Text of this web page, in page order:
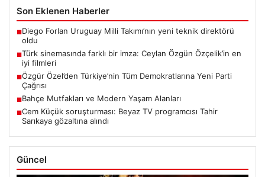
Son Eklenen Haberler
■Diego Forlan Uruguay Milli Takımı’nın yeni teknik direktörü
oldu
■Türk sinemasında farklı bir imza: Ceylan Özgün Özçelik’in en
iyi filmleri
■Özgür Özel’den Türkiye’nin Tüm Demokratlarına Yeni Parti
Çağrısı
■Bahçe Mutfakları ve Modern Yaşam Alanları
■Cem Küçük soruşturması: Beyaz TV programcısı Tahir
Sarıkaya gözaltına alındı
Güncel